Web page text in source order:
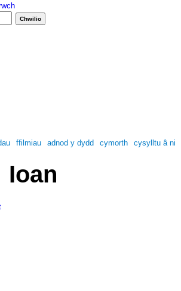
ffilmiau adnod y dydd cymorth cysylltu â ni
Ioan